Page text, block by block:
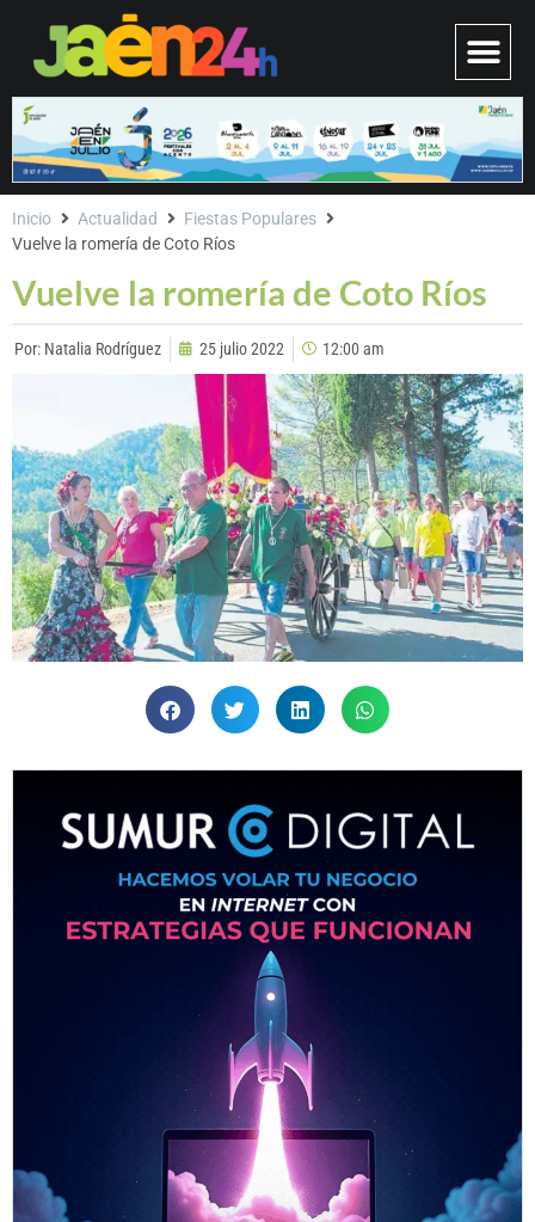
Vuelve la romería de Coto Ríos
Inicio Actualidad
Fiestas Populares
Vuelve la romería de Coto Ríos
Por: Natalia Rodríguez 25 julio 2022 12:00 am